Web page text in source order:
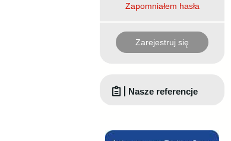
Zapomniałem hasła
Zarejestruj się
Nasze referencje